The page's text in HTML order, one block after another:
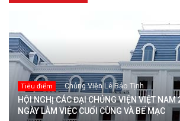
Tiêu điểm Chủng Viện Lê Bảo Tịnh
HỘI NGHỊ CÁC ĐẠI CHỦNG VIỆN VIỆT NAM
NGÀY LÀM VIỆC CUỐI CÙNG VÀ BẾ MẠC